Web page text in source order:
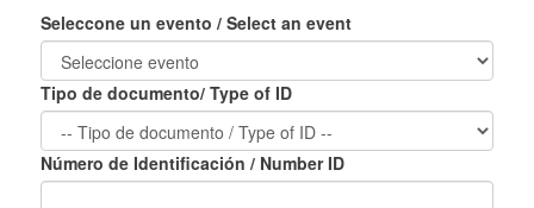
Seleccone un evento / Select an event
Tipo de documento/ Type of ID
Número de Identificación / Number ID